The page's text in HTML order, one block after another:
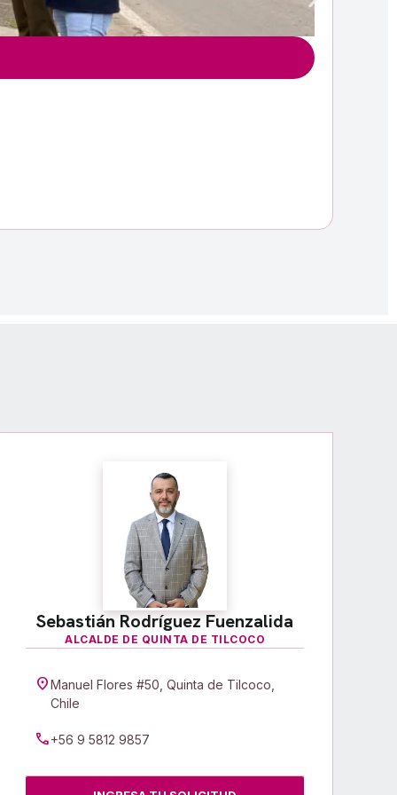
Sebastián Rodríguez Fuenzalida
ALCALDE DE QUINTA DE TILCOCO
location_onManuel Flores #50, Quinta de Tilcoco,
Chile
call+56 9 5812 9857